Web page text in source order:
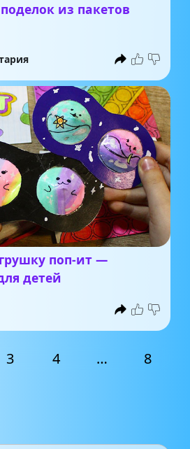
из пакетов
поп-ит —
детей
3 4 … 8